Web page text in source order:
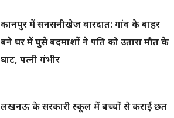
कानपुर में सनसनीखेज वारदात: गांव के बाहर
बने घर में घुसे बदमाशों ने पति को उतारा मौत के
घाट, पत्नी गंभीर
लखनऊ के सरकारी स्कूल में बच्चों से कराई छत